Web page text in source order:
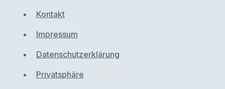
Kontakt
Impressum
Datenschutzerklärung
Privatsphäre